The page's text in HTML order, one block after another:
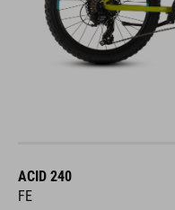
ACID 240
FE